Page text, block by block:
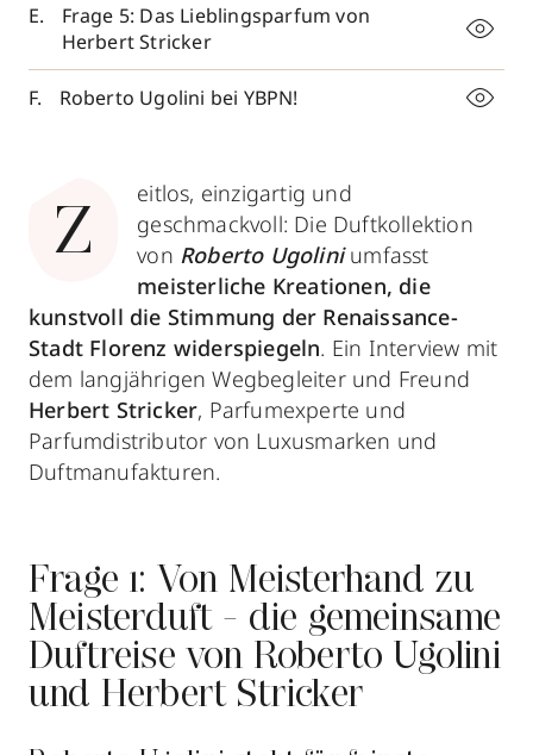
Frage 5: Das Lieblingsparfum von
Herbert Stricker
Roberto Ugolini bei YBPN!
Z
eitlos, einzigartig und
geschmackvoll: Die Duftkollektion
von Roberto Ugoliniumfasst
meisterliche Kreationen, die
kunstvoll die Stimmung der Renaissance-
Stadt Florenz widerspiegeln. Ein Interview mit
dem langjährigen Wegbegleiter und Freund
Herbert Stricker, Parfumexperte und
Parfumdistributor von Luxusmarken und
Duftmanufakturen.
Frage 1: Von Meisterhand zu
Meisterduft - die gemeinsame
Duftreise von Roberto Ugolini
und Herbert Stricker